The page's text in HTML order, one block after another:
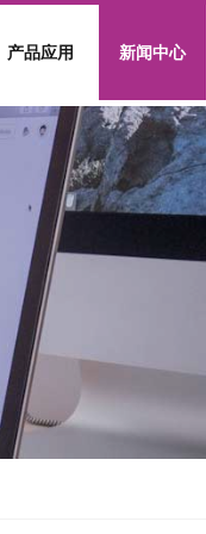
产品应用 新闻中心